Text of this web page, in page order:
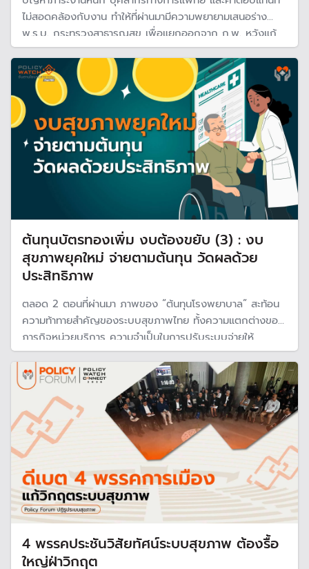
ไม่สอดคล้องกับงาน ทำให้ที่ผ่านมามีความพยายามเสนอร่าง
พ.ร.บ. กระทรวงสาธารณสุข เพื่อแยกออกจาก ก.พ. หวังแก้
ปัญหาบริการจัดการ แต่จะสามารถแก้ได้มากแค่ไหน เพราะโจทย์
ใหม่ที่เพิ่มขึ้นคือ งบประมาณที่มีอยู่อาจไม่เพียงพอ โดยเฉพาะ
การเพิ่มค่าตอบแทน
ต้นทุนบัตรทองเพิ่ม งบต้องขยับ (3) : งบ
สุขภาพยุคใหม่ จ่ายตามต้นทุน วัดผลด้วย
ประสิทธิภาพ
ตลอด 2 ตอนที่ผ่านมา ภาพของ “ต้นทุนโรงพยาบาล” สะท้อน
ความท้าทายสำคัญของระบบสุขภาพไทย ทั้งความแตกต่างของ
ภารกิจหน่วยบริการ ความจำเป็นในการปรับระบบจ่ายให้
สอดคล้องต้นทุนจริง และแนวคิดการใช้ทรัพยากรร่วมกันเพื่อ
ลดความซ้ำซ้อนของการลงทุน แต่การวัดผล เมื่อจ่ายตามต้นทุน
แล้ว ประสิทธิภาพต้องตามมา
4 พรรคประชันวิสัยทัศน์ระบบสุขภาพ ต้องรื้อ
ใหญ่ฝ่าวิกฤต